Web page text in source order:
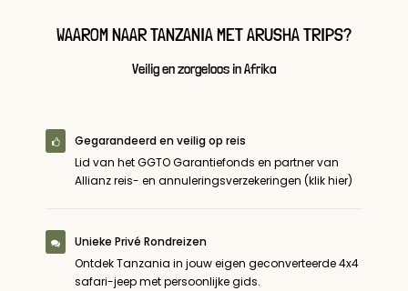
WAAROM NAAR TANZANIA MET ARUSHA TRIPS?
Veilig en zorgeloos in Afrika
Gegarandeerd en veilig op reis
Lid van het GGTO Garantiefonds en partner van
Allianz reis- en annuleringsverzekeringen (klik hier)
Unieke Privé Rondreizen
Ontdek Tanzania in jouw eigen geconverteerde 4x4
safari-jeep met persoonlijke gids.